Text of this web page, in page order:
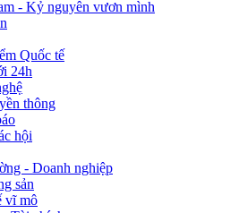
- Kỷ nguyên vươn mình
Quốc tế
24h
thông
hội
- Doanh nghiệp
sản
vĩ mô